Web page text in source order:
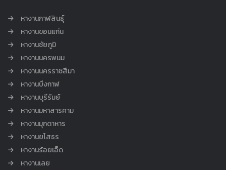
หางานกาฬสินธุ์
หางานขอนแก่น
หางานชัยภูมิ
หางานนครพนม
หางานนครราชสีมา
หางานบึงกาฬ
หางานบุรีรัมย์
หางานมหาสารคาม
หางานมุกดาหาร
หางานยโสธร
หางานร้อยเอ็ด
หางานเลย